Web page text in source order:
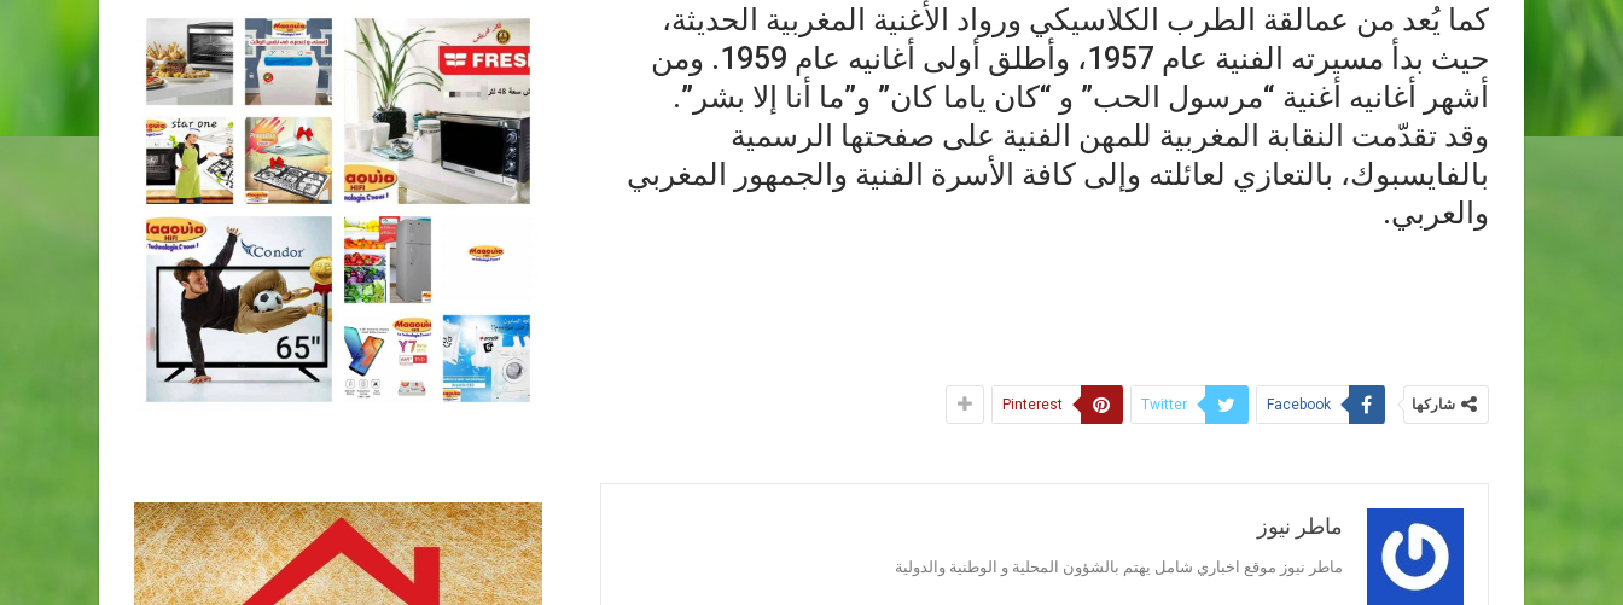
كما يُعد من عمالقة الطرب الكلاسيكي ورواد الأغنية المغربية الحديثة،
حيث بدأ مسيرته الفنية عام 1957، وأطلق أولى أغانيه عام 1959. ومن
أشهر أغانيه أغنية “مرسول الحب” و “كان ياما كان” و”ما أنا إلا بشر”.
وقد تقدّمت النقابة المغربية للمهن الفنية على صفحتها الرسمية
بالفايسبوك، بالتعازي لعائلته وإلى كافة الأسرة الفنية والجمهور المغربي
والعربي.
شاركها Facebook
Twitter
Pinterest
ماطر نيوز
ماطر نيوز موقع اخباري شامل يهتم بالشؤون المحلية و الوطنية والدولية